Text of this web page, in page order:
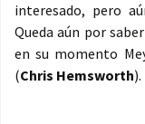
interesado, pero
Queda aún por
en su momento
(Chris Hemsworth).